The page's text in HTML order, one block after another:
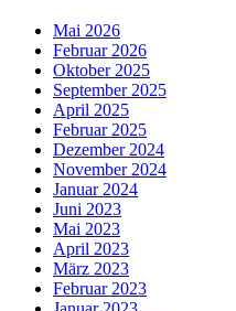
Mai 2026
Februar 2026
Oktober 2025
September 2025
April 2025
Februar 2025
Dezember 2024
November 2024
Januar 2024
Juni 2023
Mai 2023
April 2023
März 2023
Februar 2023